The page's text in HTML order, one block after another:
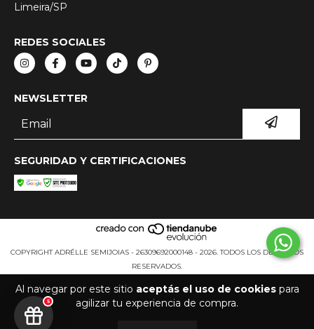
Al navegar por este sitio aceptás el uso de cookiespara
agilizar tu experiencia de compra.
Limeira/SP
REDES SOCIALES
NEWSLETTER
SEGURIDAD Y CERTIFICACIONES
COPYRIGHT ADRÉLLE SEMIJOIAS - 26309692000148 - 2026. TODOS LOS DERECHOS
RESERVADOS.
5